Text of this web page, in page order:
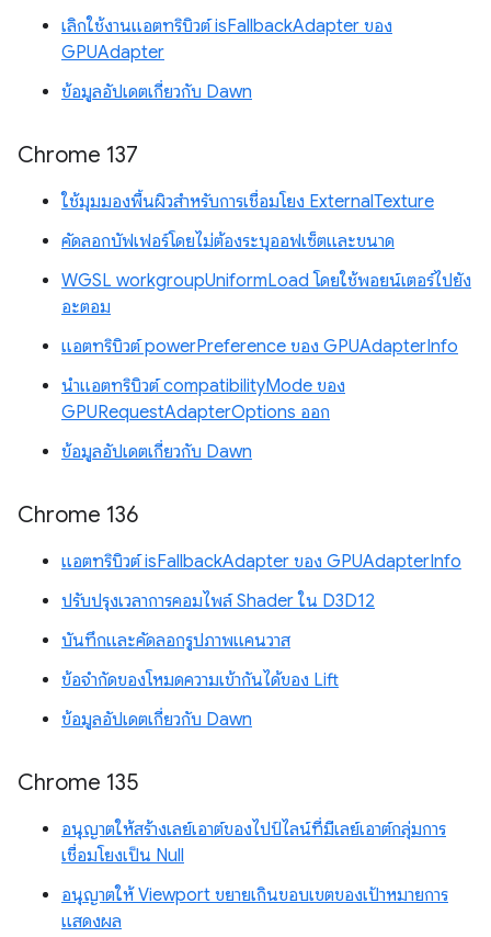
เลิกใช้งานแอตทริบิวต์ isFallbackAdapter ของ
GPUAdapter
ข้อมูลอัปเดตเกี่ยวกับ Dawn
Chrome 137
ใช้มุมมองพื้นผิวสำหรับการเชื่อมโยง ExternalTexture
คัดลอกบัฟเฟอร์โดยไม่ต้องระบุออฟเซ็ตและขนาด
WGSL workgroupUniformLoad โดยใช้พอยน์เตอร์ไปยัง
อะตอม
แอตทริบิวต์ powerPreference ของ GPUAdapterInfo
นำแอตทริบิวต์ compatibilityMode ของ
GPURequestAdapterOptions ออก
ข้อมูลอัปเดตเกี่ยวกับ Dawn
Chrome 136
แอตทริบิวต์ isFallbackAdapter ของ GPUAdapterInfo
ปรับปรุงเวลาการคอมไพล์ Shader ใน D3D12
บันทึกและคัดลอกรูปภาพแคนวาส
ข้อจำกัดของโหมดความเข้ากันได้ของ Lift
ข้อมูลอัปเดตเกี่ยวกับ Dawn
Chrome 135
อนุญาตให้สร้างเลย์เอาต์ของไปป์ไลน์ที่มีเลย์เอาต์กลุ่มการ
เชื่อมโยงเป็น Null
อนุญาตให้ Viewport ขยายเกินขอบเขตของเป้าหมายการ
แสดงผล